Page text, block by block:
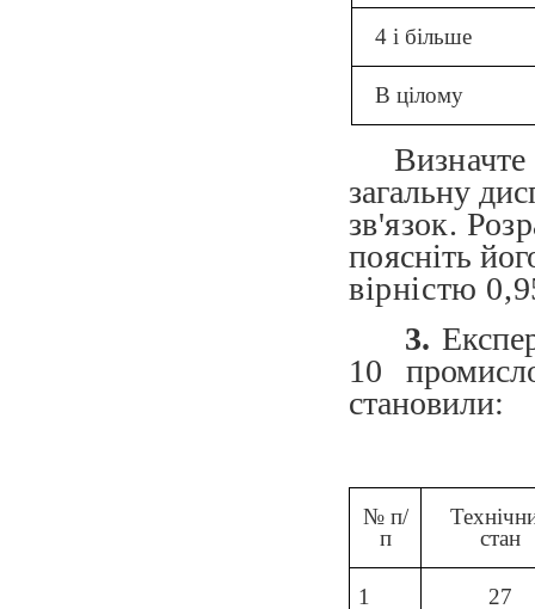
4 і більше
В цілому
загальну
зв'язок.
поясніть
вірністю
3.
10
становили:
№ п/
п
стан
1 27